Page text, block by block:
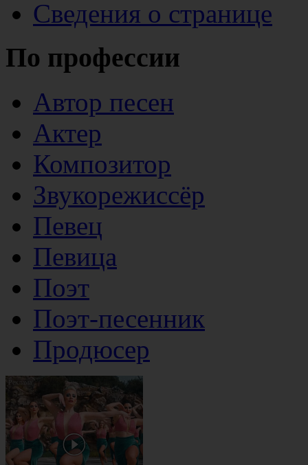
Сведения о странице
По профессии
Автор песен
Актер
Композитор
Звукорежиссёр
Певец
Певица
Поэт
Поэт-песенник
Продюсер